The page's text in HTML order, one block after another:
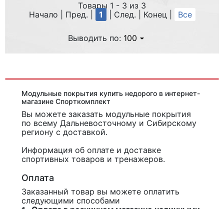
Товары 1 - 3 из 3
Начало | Пред. |
1 | След. | Конец Все
Выводить по: 100
Модульные покрытия купить недорого в интернет-
магазине Спорткомплект
Вы можете заказать модульные покрытия
по всему Дальневосточному и Сибирскому
региону с доставкой.
Информация об оплате и доставке
спортивных товаров и тренажеров.
Оплата
Заказанный товар вы можете оплатить
следующими способами